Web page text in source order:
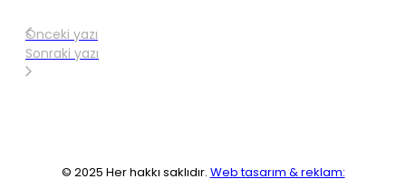
Önceki yazı
Sonraki yazı
© 2025 Her hakkı saklıdır. Web tasarım & reklam: